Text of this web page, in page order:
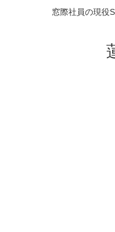
窓際社員の現役